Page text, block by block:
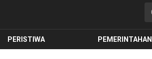
PERISTIWA PEMERINTAHAN